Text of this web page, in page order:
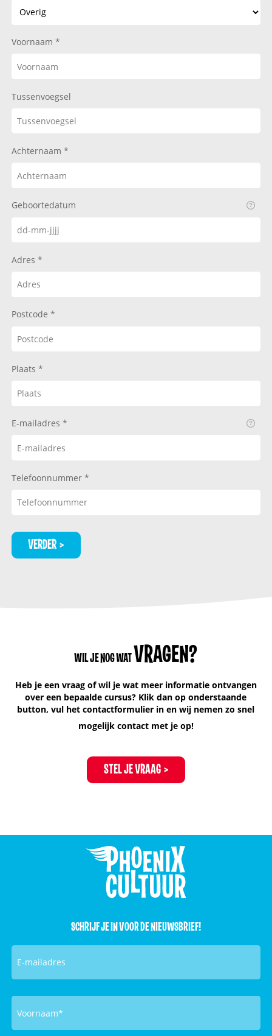
Voornaam
Tussenvoegsel
Achternaam
Geboortedatum
Adres
Postcode
Plaats
E-mailadres
Telefoonnummer
VERDER
WIL JE NOG WATVRAGEN?
Heb je een vraag of wil je wat meer informatie ontvangen
over een bepaalde cursus? Klik dan op onderstaande
button, vul het contactformulier in en wij nemen zo snel
mogelijk contact met je op!
STEL JE VRAAG
SCHRIJF JE IN VOOR DE NIEUWSBRIEF!